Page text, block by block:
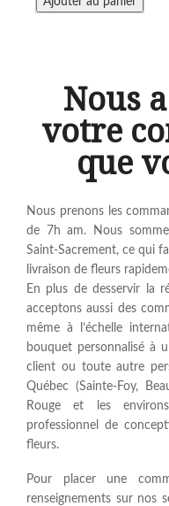
Nous
votre
que
Nous prenons les
de 7h am. Nous
Saint-Sacrement, ce qui
livraison de fleurs
En plus de desservir la
acceptons aussi des
même à l’échelle
bouquet personnalisé à
client ou toute autre
Québec (Sainte-Foy,
Rouge et les
professionnel de
fleurs.
Pour placer une
renseignements sur nos